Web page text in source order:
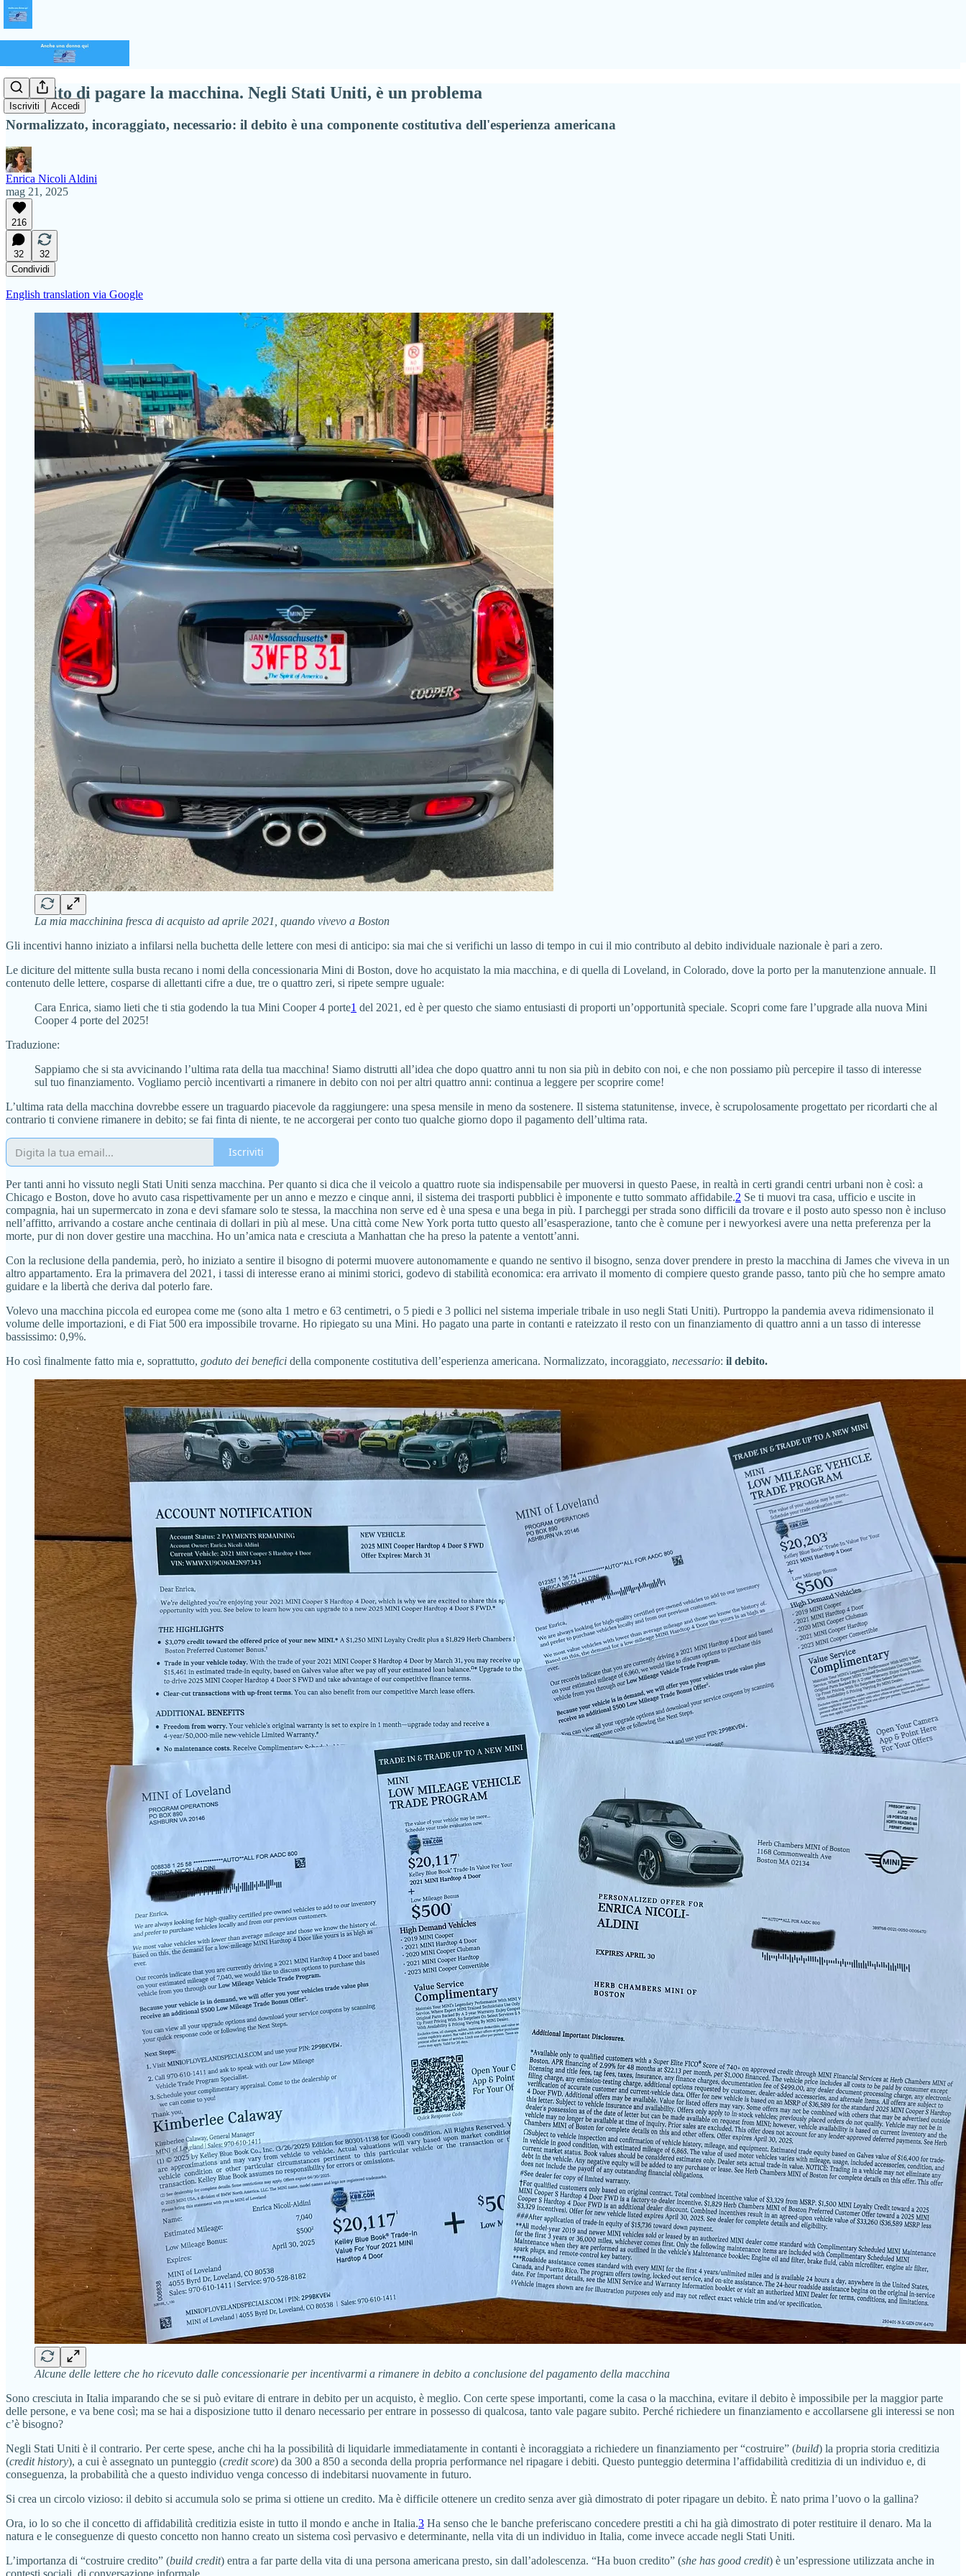
Iscriviti Accedi
Ho finito di pagare la macchina. Negli Stati Uniti, è un problema
Normalizzato, incoraggiato, necessario: il debito è una componente costitutiva dell'esperienza americana
Enrica Nicoli Aldini
mag 21, 2025
216
32
32
Condividi
English translation via Google
La mia macchinina fresca di acquisto ad aprile 2021, quando vivevo a Boston
Gli incentivi hanno iniziato a infilarsi nella buchetta delle lettere con mesi di anticipo: sia mai che si verifichi un lasso di tempo in cui il mio contributo al debito individuale nazionale è pari a zero.
Le diciture del mittente sulla busta recano i nomi della concessionaria Mini di Boston, dove ho acquistato la mia macchina, e di quella di Loveland, in Colorado, dove la porto per la manutenzione annuale. Il
contenuto delle lettere, cosparse di allettanti cifre a due, tre o quattro zeri, si ripete sempre uguale:
Cara Enrica, siamo lieti che ti stia godendo la tua Mini Cooper 4 porte1 del 2021, ed è per questo che siamo entusiasti di proporti un’opportunità speciale. Scopri come fare l’upgrade alla nuova Mini
Cooper 4 porte del 2025!
Traduzione:
Sappiamo che si sta avvicinando l’ultima rata della tua macchina! Siamo distrutti all’idea che dopo quattro anni tu non sia più in debito con noi, e che non possiamo più percepire il tasso di interesse
sul tuo finanziamento. Vogliamo perciò incentivarti a rimanere in debito con noi per altri quattro anni: continua a leggere per scoprire come!
L’ultima rata della macchina dovrebbe essere un traguardo piacevole da raggiungere: una spesa mensile in meno da sostenere. Il sistema statunitense, invece, è scrupolosamente progettato per ricordarti che al
contrario ti conviene rimanere in debito; se fai finta di niente, te ne accorgerai per conto tuo qualche giorno dopo il pagamento dell’ultima rata.
Iscriviti
Per tanti anni ho vissuto negli Stati Uniti senza macchina. Per quanto si dica che il veicolo a quattro ruote sia indispensabile per muoversi in questo Paese, in realtà in certi grandi centri urbani non è così: a
Chicago e Boston, dove ho avuto casa rispettivamente per un anno e mezzo e cinque anni, il sistema dei trasporti pubblici è imponente e tutto sommato affidabile.2 Se ti muovi tra casa, ufficio e uscite in
compagnia, hai un supermercato in zona e devi sfamare solo te stessa, la macchina non serve ed è una spesa e una bega in più. I parcheggi per strada sono difficili da trovare e il posto auto spesso non è incluso
nell’affitto, arrivando a costare anche centinaia di dollari in più al mese. Una città come New York porta tutto questo all’esasperazione, tanto che è comune per i newyorkesi avere una netta preferenza per la
morte, pur di non dover gestire una macchina. Ho un’amica nata e cresciuta a Manhattan che ha preso la patente a ventott’anni.
Con la reclusione della pandemia, però, ho iniziato a sentire il bisogno di potermi muovere autonomamente e quando ne sentivo il bisogno, senza dover prendere in presto la macchina di James che viveva in un
altro appartamento. Era la primavera del 2021, i tassi di interesse erano ai minimi storici, godevo di stabilità economica: era arrivato il momento di compiere questo grande passo, tanto più che ho sempre amato
guidare e la libertà che deriva dal poterlo fare.
Volevo una macchina piccola ed europea come me (sono alta 1 metro e 63 centimetri, o 5 piedi e 3 pollici nel sistema imperiale tribale in uso negli Stati Uniti). Purtroppo la pandemia aveva ridimensionato il
volume delle importazioni, e di Fiat 500 era impossibile trovarne. Ho ripiegato su una Mini. Ho pagato una parte in contanti e rateizzato il resto con un finanziamento di quattro anni a un tasso di interesse
bassissimo: 0,9%.
Ho così finalmente fatto mia e, soprattutto, goduto dei benefici della componente costitutiva dell’esperienza americana. Normalizzato, incoraggiato, necessario: il debito.
Alcune delle lettere che ho ricevuto dalle concessionarie per incentivarmi a rimanere in debito a conclusione del pagamento della macchina
Sono cresciuta in Italia imparando che se si può evitare di entrare in debito per un acquisto, è meglio. Con certe spese importanti, come la casa o la macchina, evitare il debito è impossibile per la maggior parte
delle persone, e va bene così; ma se hai a disposizione tutto il denaro necessario per entrare in possesso di qualcosa, tanto vale pagare subito. Perché richiedere un finanziamento e accollarsene gli interessi se non
c’è bisogno?
Negli Stati Uniti è il contrario. Per certe spese, anche chi ha la possibilità di liquidarle immediatamente in contanti è incoraggiatə a richiedere un finanziamento per “costruire” (build) la propria storia creditizia
(credit history), a cui è assegnato un punteggio (credit score) da 300 a 850 a seconda della propria performance nel ripagare i debiti. Questo punteggio determina l’affidabilità creditizia di un individuo e, di
conseguenza, la probabilità che a questo individuo venga concesso di indebitarsi nuovamente in futuro.
Si crea un circolo vizioso: il debito si accumula solo se prima si ottiene un credito. Ma è difficile ottenere un credito senza aver già dimostrato di poter ripagare un debito. È nato prima l’uovo o la gallina?
Ora, io lo so che il concetto di affidabilità creditizia esiste in tutto il mondo e anche in Italia.3 Ha senso che le banche preferiscano concedere prestiti a chi ha già dimostrato di poter restituire il denaro. Ma la
natura e le conseguenze di questo concetto non hanno creato un sistema così pervasivo e determinante, nella vita di un individuo in Italia, come invece accade negli Stati Uniti.
L’importanza di “costruire credito” (build credit) entra a far parte della vita di una persona americana presto, sin dall’adolescenza. “Ha buon credito” (she has good credit) è un’espressione utilizzata anche in
contesti sociali, di conversazione informale.